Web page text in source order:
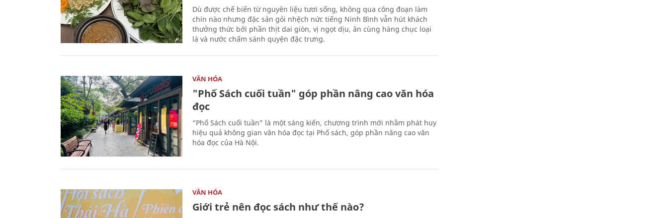
Dù được chế biến từ nguyên liệu tươi sống, không qua công đoạn làm
chín nào nhưng đặc sản gỏi nhệch nức tiếng Ninh Bình vẫn hút khách
thưởng thức bởi phần thịt dai giòn, vị ngọt dịu, ăn cùng hàng chục loại
lá và nước chấm sánh quyện đặc trưng.
VĂN HÓA
"Phố Sách cuối tuần" góp phần nâng cao văn hóa
đọc
“Phố Sách cuối tuần” là một sáng kiến, chương trình mới nhằm phát huy
hiệu quả không gian văn hóa đọc tại Phố sách, góp phần nâng cao văn
hóa đọc của Hà Nội.
VĂN HÓA
Giới trẻ nên đọc sách như thế nào?